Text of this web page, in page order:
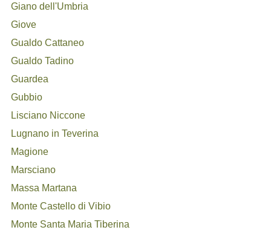
Giano dell'Umbria
Giove
Gualdo Cattaneo
Gualdo Tadino
Guardea
Gubbio
Lisciano Niccone
Lugnano in Teverina
Magione
Marsciano
Massa Martana
Monte Castello di Vibio
Monte Santa Maria Tiberina